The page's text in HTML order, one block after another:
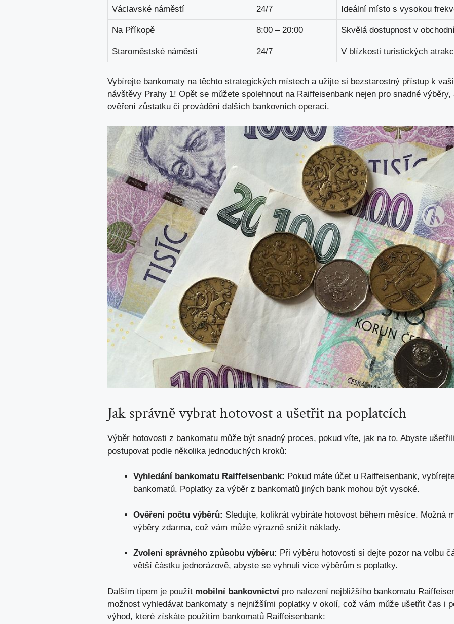
Václavské náměstí 24/7 Ideální místo s vysokou
Na Příkopě 8:00 – 20:00 Skvělá dostupnost v
Staroměstské náměstí 24/7 V blízkosti turistických
Vybírejte bankomaty na těchto strategických místech a užijte si bezstarostný přístup k
návštěvy Prahy 1! Opět se můžete spolehnout na Raiffeisenbank nejen pro snadné
ověření zůstatku či provádění dalších bankovních operací.
Jak správně vybrat hotovost a ušetřit na poplatcích
Výběr hotovosti z bankomatu může být snadný proces, pokud víte, jak na to. Abyste
postupovat podle několika jednoduchých kroků:
Vyhledání bankomatu Raiffeisenbank: Pokud máte účet u Raiffeisenbank,
bankomatů. Poplatky za výběr z bankomatů jiných bank mohou být vysoké.
Ověření počtu výběrů: Sledujte, kolikrát vybíráte hotovost během měsíce. Možná
výběry zdarma, což vám může výrazně snížit náklady.
Zvolení správného způsobu výběru: Při výběru hotovosti si dejte pozor na volbu
větší částku jednorázově, abyste se vyhnuli více výběrům s poplatky.
Dalším tipem je použít mobilní bankovnictví pro nalezení nejbližšího bankomatu
možnost vyhledávat bankomaty s nejnižšími poplatky v okolí, což vám může ušetřit čas i
výhod, které získáte použitím bankomatů Raiffeisenbank: